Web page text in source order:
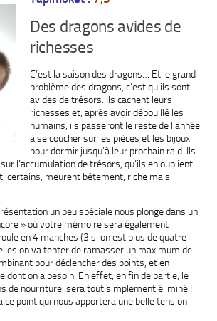
Des dragons avides de
richesses
C’est la saison des dragons… Et le grand
problème des dragons, c’est qu’ils sont
avides de trésors. Ils cachent leurs
richesses et, après avoir dépouillé les
humains, ils passeront le reste de l’année
à se coucher sur les pièces et les bijoux
pour dormir jusqu’à leur prochain raid. Ils
l’accumulation de trésors, qu’ils en oublient
certains, meurent bêtement, riche mais
un peu spéciale nous plonge dans un
» où votre mémoire sera également
en 4 manches (3 si on est plus de quatre
on va tenter de ramasser un maximum de
pour déclencher des points, et en
dont on a besoin. En effet, en fin de partie, le
de nourriture, sera tout simplement éliminé !
ce point qui nous apportera une belle tension